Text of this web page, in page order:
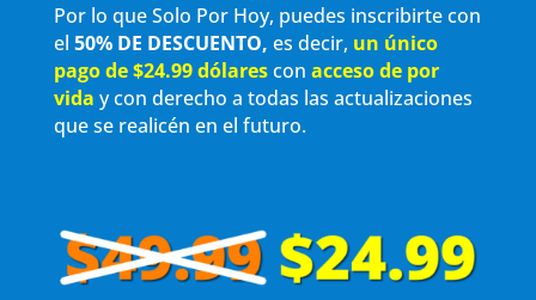
Por lo que Solo Por Hoy, puedes inscribirte con
el 50% DE DESCUENTO, es decir, un único
pago de $24.99 dólarescon acceso de por
vida y con derecho a todas las actualizaciones
que se realicén en el futuro.